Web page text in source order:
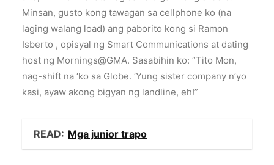
Minsan, gusto kong tawagan sa cellphone ko (na
laging walang load) ang paborito kong si Ramon
Isberto , opisyal ng Smart Communications at dating
host ng Mornings@GMA. Sasabihin ko: “Tito Mon,
nag-shift na ‘ko sa Globe. ‘Yung sister company n’yo
kasi, ayaw akong bigyan ng landline, eh!”
READ: Mga junior trapo